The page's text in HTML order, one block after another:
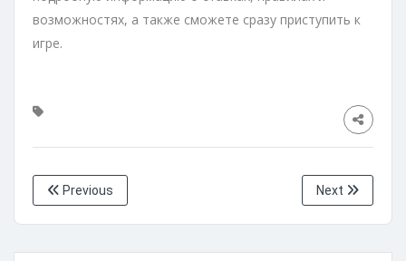
возможностях, а также сможете сразу приступить к
игре.
Previous Next